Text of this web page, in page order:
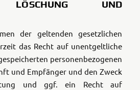
LÖSCHUNG UND
der geltenden gesetzlichen
das Recht auf unentgeltliche
personenbezogenen
und Empfänger und den Zweck
und ggf. ein Recht auf